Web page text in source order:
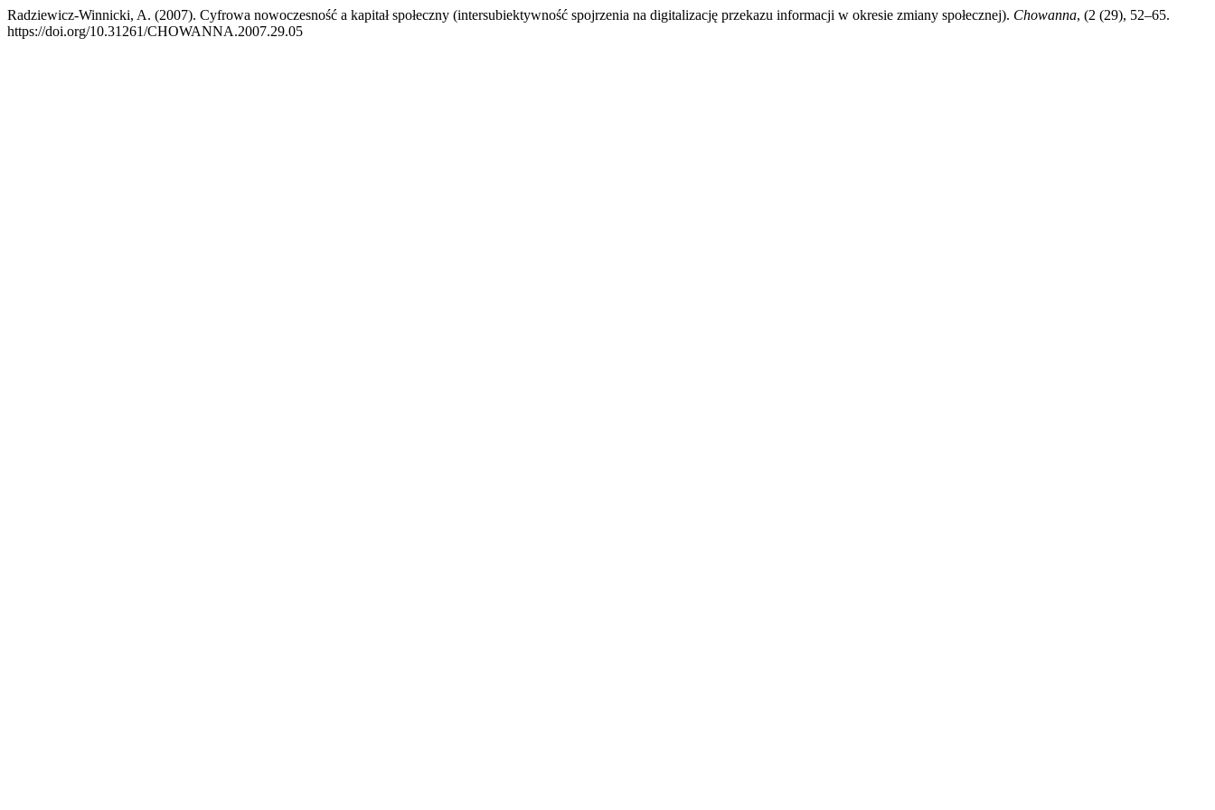
Radziewicz-Winnicki, A. (2007). Cyfrowa nowoczesność a kapitał społeczny (intersubiektywność spojrzenia na digitalizację przekazu informacji w okresie zmiany społecznej). Chowanna, (2 (29), 52–65.
https://doi.org/10.31261/CHOWANNA.2007.29.05